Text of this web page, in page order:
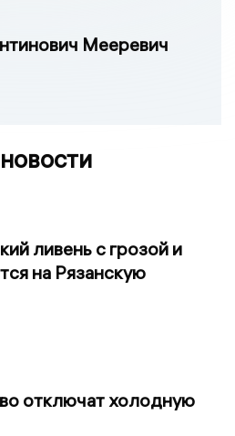
Мееревич
ливень с грозой и
на Рязанскую
отключат холодную